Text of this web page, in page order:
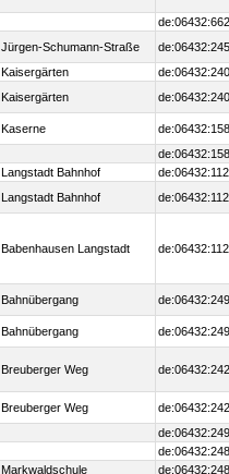
Jürgen-Schumann-Straße
Kaisergärten
Kaisergärten
Kaserne
Langstadt Bahnhof
Langstadt Bahnhof
Babenhausen Langstadt
Bahnübergang
Bahnübergang
Breuberger Weg
Breuberger Weg
Markwaldschule